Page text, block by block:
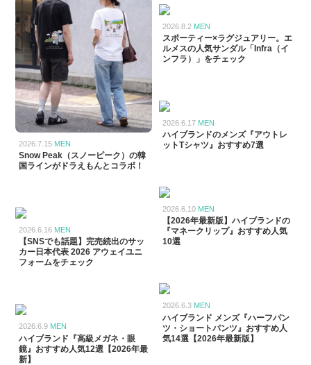
2026.7.15 MEN
Snow Peak（スノーピーク）の韓
国ラインがドラえもんとコラボ！
2026.6.16 MEN
【SNSでも話題】完売続出のサッ
カー日本代表 2026 アウェイユニ
フォームをチェック
2026.6.9 MEN
ハイブランド『高級メガネ・眼
鏡』おすすめ人気12選【2026年最
新】
2026.8.2 MEN
スポーティー×ラグジュアリー。エ
ルメスの人気サンダル「Infra（イ
ンフラ）」をチェック
2026.6.17 MEN
ハイブランドのメンズ『アウトレ
ットTシャツ』おすすめ7選
2026.6.10 MEN
【2026年最新版】ハイブランドの
『マネークリップ』おすすめ人気
10選
2026.6.3 MEN
ハイブランド メンズ『ハーフパン
ツ・ショートパンツ』おすすめ人
気14選【2026年最新版】